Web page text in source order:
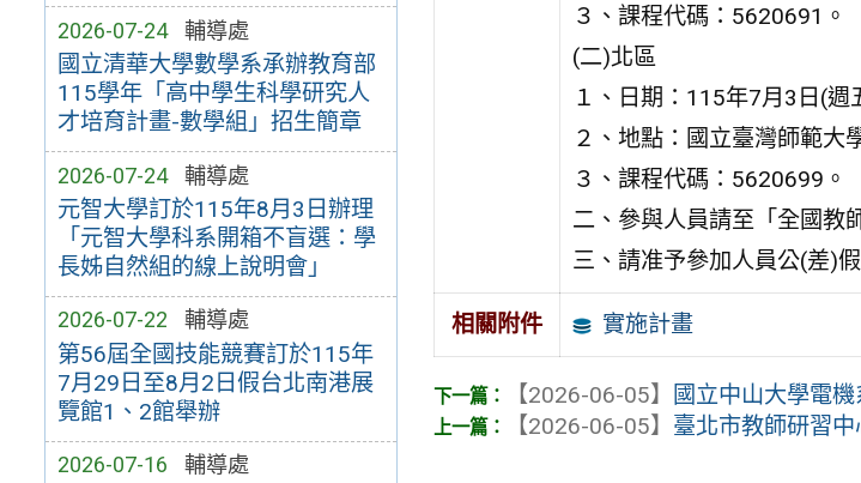
2026-07-24 輔導處
國立清華大學數學系承辦教育部
115學年「高中學生科學研究人
才培育計畫-數學組」招生簡章
2026-07-24 輔導處
元智大學訂於115年8月3日辦理
「元智大學科系開箱不盲選：學
長姊自然組的線上說明會」
2026-07-22 輔導處
第56屆全國技能競賽訂於115年
7月29日至8月2日假台北南港展
覽館1、2館舉辦
2026-07-16 輔導處
３、課程代碼：5620691。
(二)北區
１、日期：115年7月3日(
２、地點：國立臺灣師範大
３、課程代碼：5620699。
二、參與人員請至「全國教
三、請准予參加人員公(差)假
相關附件 實施計畫
【2026-06-05】
國立中山大學電
【2026-06-05】 臺北市教師研習